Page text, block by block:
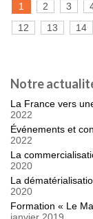
1 2 3
12
13 14
Notre
La France vers
2022
Événements et
2022
La
2020
La
2020
Formation « Le